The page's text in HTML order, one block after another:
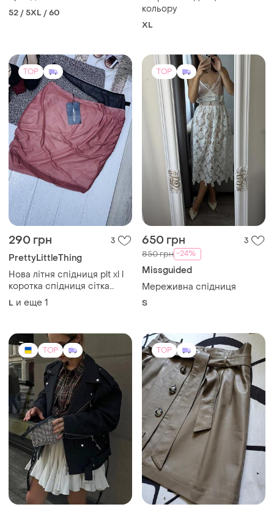
290 грн
PrettyLittleThing
Нова літня спідниця plt xl l
коротка спідниця сітка
сексуальна спідниця з
поясом
650 грн 3
850 грн -24%
Missguided
Мереживна спідниця
TOP
599 грн 5
Акція обʼємна пишна
спідниця з воланами в
молочному кольорі тренд
сезону
42 и еще 2
TOP
3200 грн 5
Simonetta Ravizza
Кожаная мини юбка
ХS и еще 2